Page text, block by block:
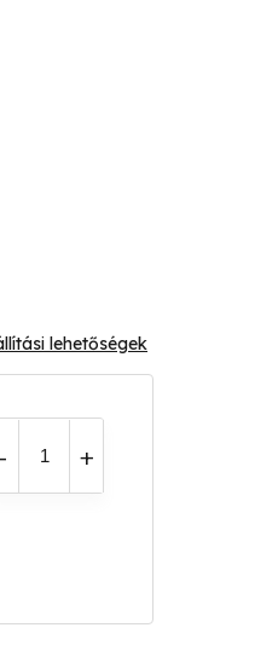
lehetőségek